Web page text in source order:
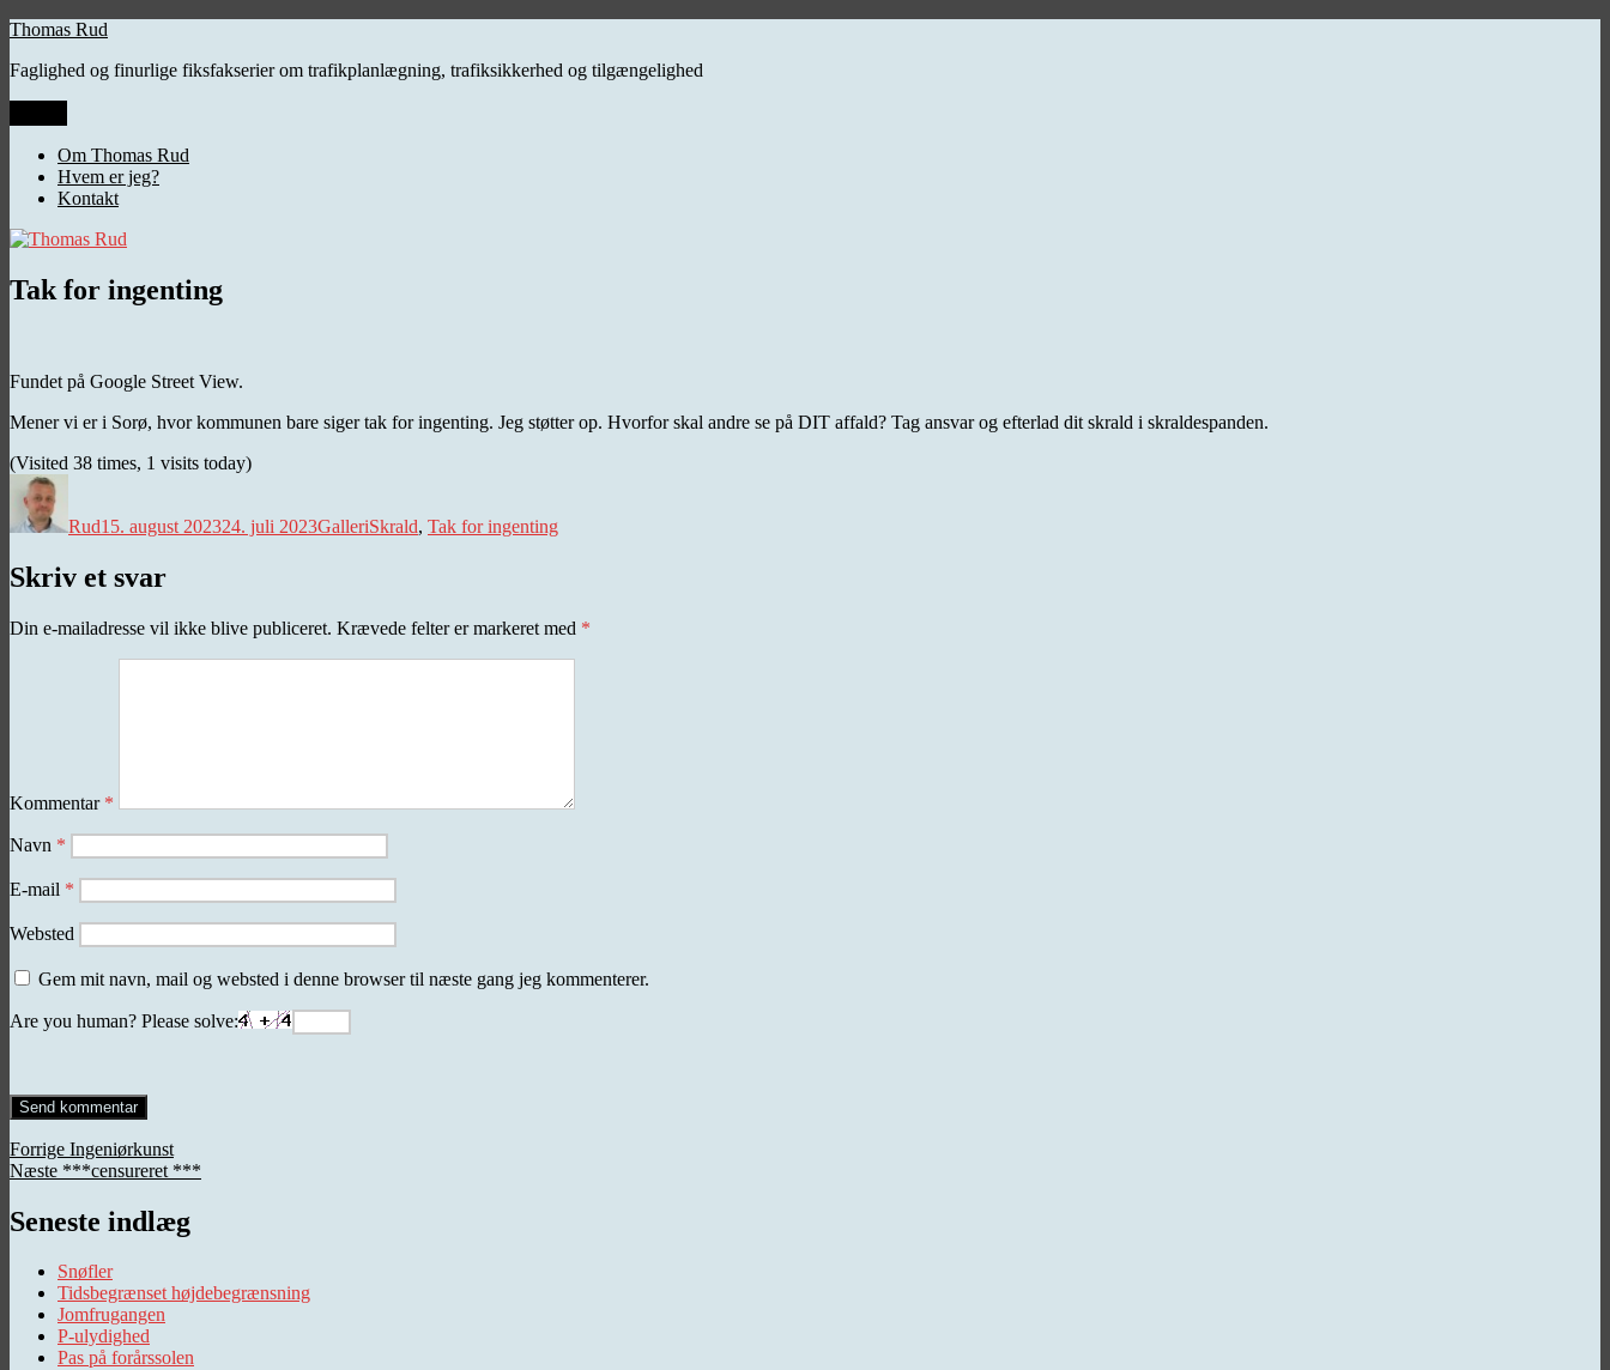
Videre
indhold
Thomas Rud
Faglighed og finurlige fiksfakserier om trafikplanlægning, trafiksikkerhed og tilgængelighed
Om Thomas Rud
Hvem er jeg?
Kontakt
Tak for ingenting
Fundet på Google Street View.
Mener vi er i Sorø, hvor kommunen bare siger tak for ingenting. Jeg støtter op. Hvorfor skal andre se på DIT affald? Tag ansvar og efterlad dit skrald i skraldespanden.
(Visited 38 times, 1 visits today)
Rud15. august 202324. juli 2023GalleriSkrald, Tak for ingenting
Skriv et svar
Din e-mailadresse vil ikke blive publiceret. Krævede felter er markeret med *
Kommentar *
Navn *
E-mail *
Websted
Gem mit navn, mail og websted i denne browser til næste gang jeg kommenterer.
Are you human? Please solve:
Indlægsnavigation
Forrige Forrige
indlæg:
Ingeniørkunst
Næste Næste
***censureret ***
Seneste indlæg
Snøfler
Tidsbegrænset højdebegrænsning
Jomfrugangen
P-ulydighed
Pas på forårssolen